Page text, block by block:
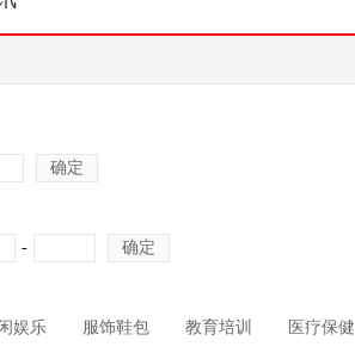
确定
- 确定
娱乐 服饰鞋包 教育培训 医疗保健